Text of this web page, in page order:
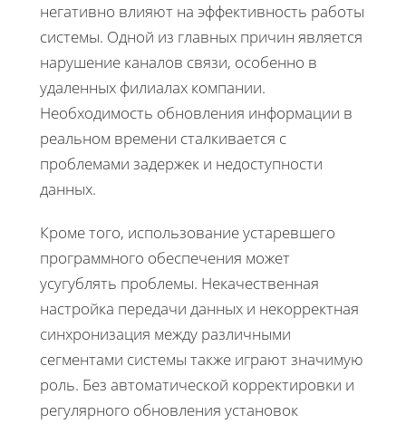
негативно влияют на эффективность работы
системы. Одной из главных причин является
нарушение каналов связи, особенно в
удаленных филиалах компании.
Необходимость обновления информации в
реальном времени сталкивается с
проблемами задержек и недоступности
данных.
Кроме того, использование устаревшего
программного обеспечения может
усугублять проблемы. Некачественная
настройка передачи данных и некорректная
синхронизация между различными
сегментами системы также играют значимую
роль. Без автоматической корректировки и
регулярного обновления установок